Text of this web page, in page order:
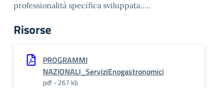
professionalità specifica sviluppata…..
Risorse
PROGRAMMI
NAZIONALI_ServiziEnogastronomici
pdf - 267 kb